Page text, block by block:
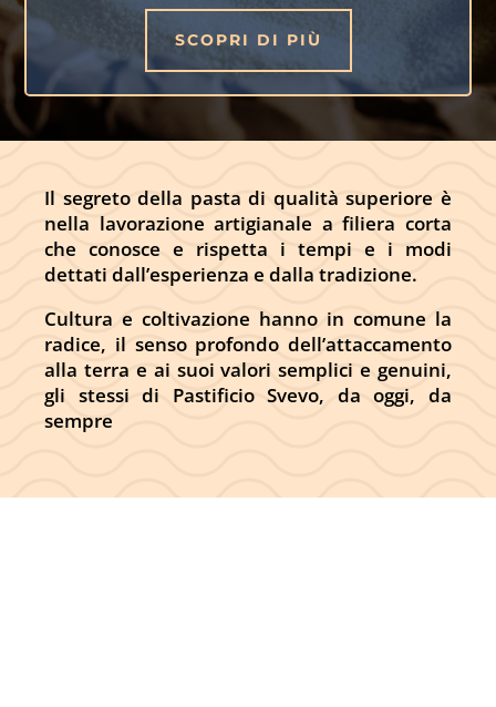
SCOPRI DI PIÙ
Il segreto della pasta di qualità superiore è
nella lavorazione artigianale a filiera corta
che conosce e rispetta i tempi e i modi
dettati dall’esperienza e dalla tradizione.
Cultura e coltivazione hanno in comune la
radice, il senso profondo dell’attaccamento
alla terra e ai suoi valori semplici e genuini,
gli stessi di Pastificio Svevo, da oggi, da
sempre